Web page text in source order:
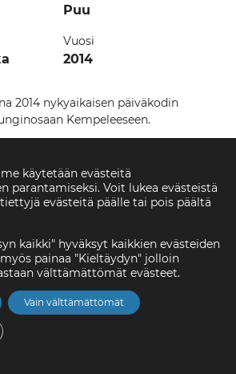
Puu
Vuosi
2014
2014 nykyaikaisen päiväkodin
Kempeleeseen.
käytetään evästeitä
parantamiseksi. Voit lukea evästeistä
evästeitä päälle tai pois päältä
kaikki" hyväksyt kaikkien evästeiden
painaa "Kieltäydyn" jolloin
välttämättömät evästeet.
Vain välttämättömät